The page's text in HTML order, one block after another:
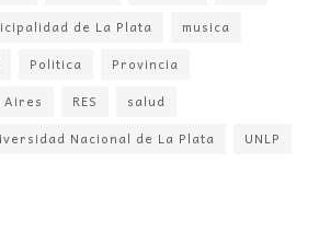
de La Plata
musica
Politica
Provincia
Aires
RES
salud
Nacional de La Plata UNLP